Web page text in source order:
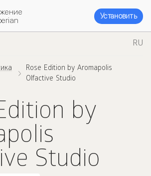
Установить
RU
Rose Edition by Aromapolis
Olfactive Studio
by
Studio